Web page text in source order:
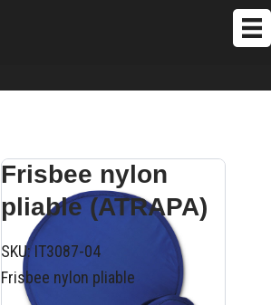
Frisbee nylon
pliable (ATRAPA)
SKU: IT3087-04
Frisbee nylon pliable